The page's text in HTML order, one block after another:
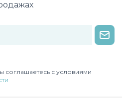
соглашаетесь с условиями